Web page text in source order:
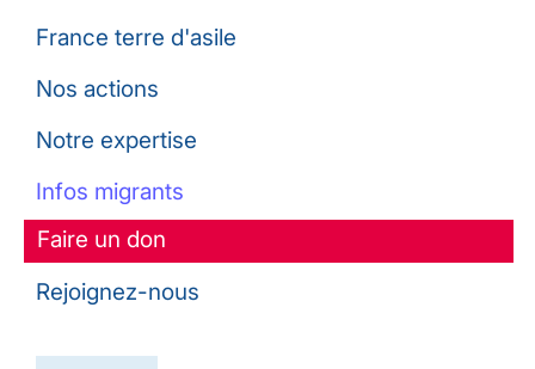
France terre d'asile
Nos actions
Notre expertise
Infos migrants
Faire un don
Rejoignez-nous